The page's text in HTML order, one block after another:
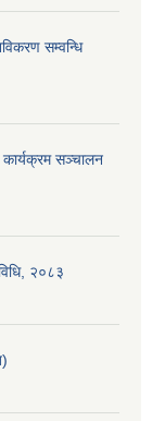
सम्वन्धि
कार्यक्रम सञ्चालन
२०८३